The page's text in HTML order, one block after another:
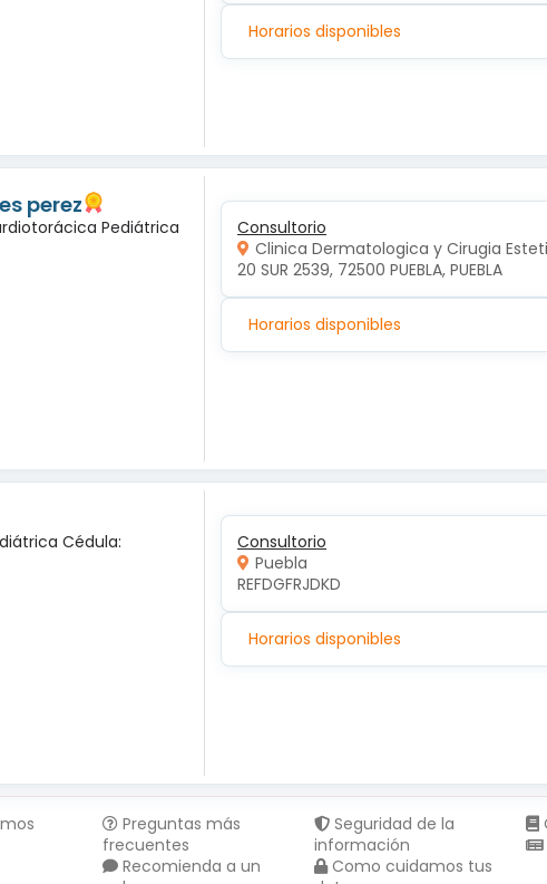
Horarios disponibles
perez
Pediátrica
Consultorio
Clinica Dermatologica y Cirugia
20 SUR 2539, 72500 PUEBLA, PUEBLA
Horarios disponibles
Cédula:
Consultorio
Puebla
REFDGFRJDKD
Horarios disponibles
Preguntas más
frecuentes
Recomienda a un
Seguridad de la
información
Como cuidamos tus